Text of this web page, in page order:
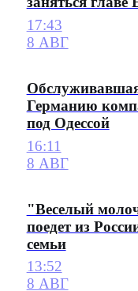
17:43
8 АВГ
Германию
под Одессой
16:11
8 АВГ
"Веселый
поедет из
семьи
13:52
8 АВГ